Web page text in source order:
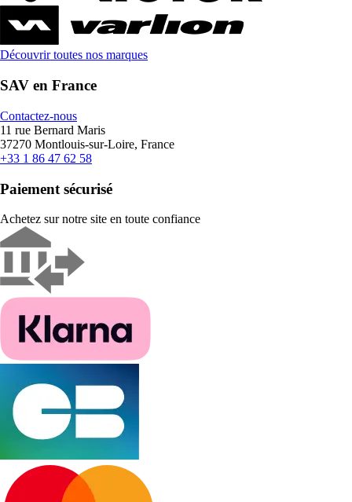
Découvrir toutes nos marques
SAV en France
Contactez-nous
11 rue Bernard Maris
37270 Montlouis-sur-Loire, France
+33 1 86 47 62 58
Paiement sécurisé
Achetez sur notre site en toute confiance